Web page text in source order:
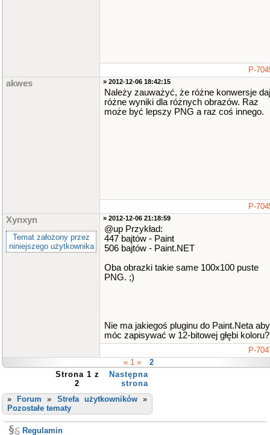
P-
akwes » 2012-12-06 18:42:15
Należy zauważyć, że różne konwersje
różne wyniki dla różnych obrazów. Raz
może być lepszy PNG a raz coś innego.
P-
Xynxyn
Temat założony przez
niniejszego użytkownika
» 2012-12-06 21:18:59
@up Przykład:
447 bajtów - Paint
506 bajtów - Paint.NET
Oba obrazki takie same 100x100 puste
PNG. ;)
Nie ma jakiegoś pluginu do Paint.Neta aby
móc zapisywać w 12-bitowej głębi koloru?
P-
« 1 »
2
Strona 1 z
2
Następna
strona
»
Forum » Strefa użytkowników»
Pozostałe tematy
Regulamin